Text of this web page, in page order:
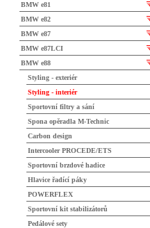
BMW e81
BMW e82
BMW e87
BMW e87LCI
BMW e88
Styling - exteriér
Styling - interiér
Sportovní filtry a sání
Spona opěradla M-Technic
Carbon design
Intercooler PROCEDE/ETS
Sportovní brzdové hadice
Hlavice řadící páky
POWERFLEX
Sportovní kit stabilizátorů
Pedálové sety